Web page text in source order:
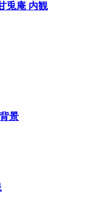
兎庵 内観
景